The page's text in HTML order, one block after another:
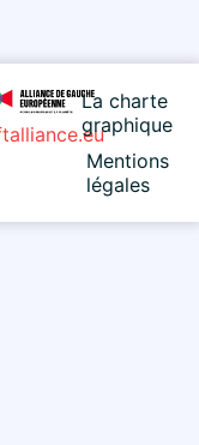
La charte
graphique
Mentions
légales